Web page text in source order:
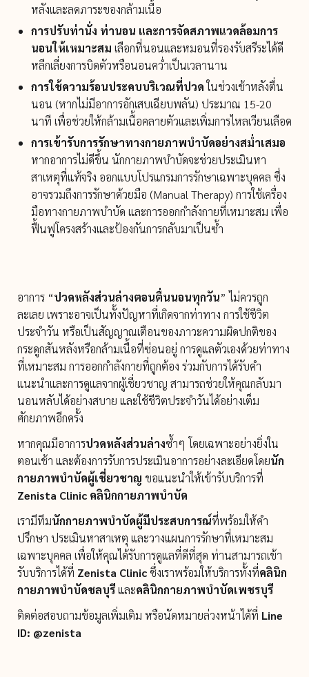
หลังและลดภาระของกล้ามเนื้อ
การปรับท่านั่ง ท่านอน และการจัดสภาพแวดล้อมการ
นอนให้เหมาะสม เลือกที่นอนและหมอนที่รองรับสรีระได้ดี
หลีกเลี่ยงการบิดตัวหรือนอนคว่ำเป็นเวลานาน
การใช้ความร้อนประคบบริเวณที่ปวดในช่วงเช้าหลังตื่น
นอน (หากไม่มีอาการอักเสบเฉียบพลัน) ประมาณ 15-20
นาที เพื่อช่วยให้กล้ามเนื้อคลายตัวและเพิ่มการไหลเวียนเลือด
การเข้ารับการรักษาทางกายภาพบำบัดอย่างสม่ำเสมอ
หากอาการไม่ดีขึ้น นักกายภาพบำบัดจะช่วยประเมินหา
สาเหตุที่แท้จริง ออกแบบโปรแกรมการรักษาเฉพาะบุคคล ซึ่ง
อาจรวมถึงการรักษาด้วยมือ (Manual Therapy) การใช้เครื่อง
มือทางกายภาพบำบัด และการออกกำลังกายที่เหมาะสม เพื่อ
ฟื้นฟูโครงสร้างและป้องกันการกลับมาเป็นซ้ำ
อาการ “ปวดหลังส่วนล่างตอนตื่นนอนทุกวัน” ไม่ควรถูก
ละเลย เพราะอาจเป็นทั้งปัญหาที่เกิดจากท่าทาง การใช้ชีวิต
ประจำวัน หรือเป็นสัญญาณเตือนของภาวะความผิดปกติของ
กระดูกสันหลังหรือกล้ามเนื้อที่ซ่อนอยู่ การดูแลตัวเองด้วยท่าทาง
ที่เหมาะสม การออกกำลังกายที่ถูกต้อง ร่วมกับการได้รับคำ
แนะนำและการดูแลจากผู้เชี่ยวชาญ สามารถช่วยให้คุณกลับมา
นอนหลับได้อย่างสบาย และใช้ชีวิตประจำวันได้อย่างเต็ม
ศักยภาพอีกครั้ง
หากคุณมีอาการปวดหลังส่วนล่างซ้ำๆ โดยเฉพาะอย่างยิ่งใน
ตอนเช้า และต้องการรับการประเมินอาการอย่างละเอียดโดยนัก
กายภาพบำบัดผู้เชี่ยวชาญ ขอแนะนำให้เข้ารับบริการที่
Zenista Clinic คลินิกกายภาพบำบัด
เรามีทีมนักกายภาพบำบัดผู้มีประสบการณ์ที่พร้อมให้คำ
ปรึกษา ประเมินหาสาเหตุ และวางแผนการรักษาที่เหมาะสม
เฉพาะบุคคล เพื่อให้คุณได้รับการดูแลที่ดีที่สุด ท่านสามารถเข้า
รับบริการได้ที่ Zenista Clinic ซึ่งเราพร้อมให้บริการทั้งที่คลินิก
กายภาพบำบัดชลบุรีและคลินิกกายภาพบำบัดเพชรบุรี
ติดต่อสอบถามข้อมูลเพิ่มเติม หรือนัดหมายล่วงหน้าได้ที่ Line
ID: @zenista